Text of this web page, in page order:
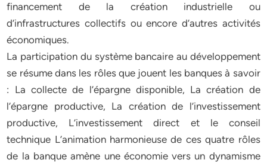
financement de la création industrielle ou
d’infrastructures collectifs ou encore d’autres activités
économiques.
La participation du système bancaire au développement
se résume dans les rôles que jouent les banques à savoir
: La collecte de l’épargne disponible, La création de
l’épargne productive, La création de l’investissement
productive, L’investissement direct et le conseil
technique L’animation harmonieuse de ces quatre rôles
de la banque amène une économie vers un dynamisme